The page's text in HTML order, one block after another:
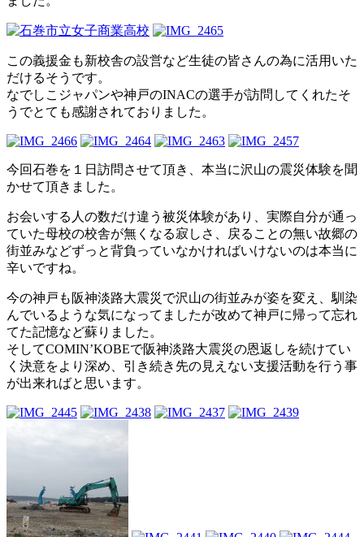
この義援金も新校舎の設営など生徒の皆さんの為に活用いた
だけるそうです。
なでしこジャパンや神戸のINACの選手が訪問してくれたそ
うでとても感謝されておりました。
今回石巻を１日訪問させて頂き、本当に沢山の震災体験を聞
かせて頂きました。
お会いする人の数だけ違う被災体験があり、実際自分が通っ
ていた母校の校舎が無くなる寂しさ、戻ることの無い故郷の
街並みなどずっと背負っていなかければいけないのは本当に
辛いですね。
今の神戸も阪神淡路大震災で沢山の街並みが姿を変え、馴染
んでいるような気になってましたが改めて神戸に帰って忘れ
てた記憶など蘇りました。
そしてCOMIN’KOBEで阪神淡路大震災の恩返しを続けてい
く決意をより深め、引き続き先の見えない支援活動を行う事
が出来ればと思います。